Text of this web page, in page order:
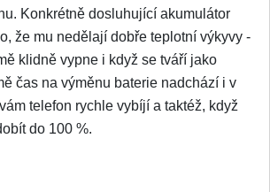
Konkrétně dosluhující akumulátor
že mu nedělají dobře teplotní výkyvy -
klidně vypne i když se tváří jako
čas na výměnu baterie nadchází i v
telefon rychle vybíjí a taktéž, když
do 100 %.